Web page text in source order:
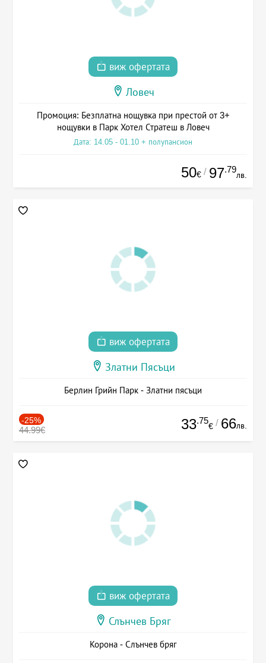
виж офертата
Ловеч
Промоция: Безплатна нощувка при престой от 3+
нощувки в Парк Хотел Стратеш в Ловеч
Дата: 14.05 - 01.10 + полупансион
50€ / 97.79
лв.
виж офертата
Златни Пясъци
Берлин Грийн Парк - Златни пясъци
-25%
44.99€ 33.75
€ / 66лв.
виж офертата
Слънчев Бряг
Корона - Слънчев бряг